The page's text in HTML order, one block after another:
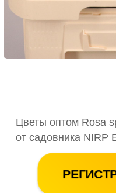
Цветы оптом Rosa
от садовника NIRP